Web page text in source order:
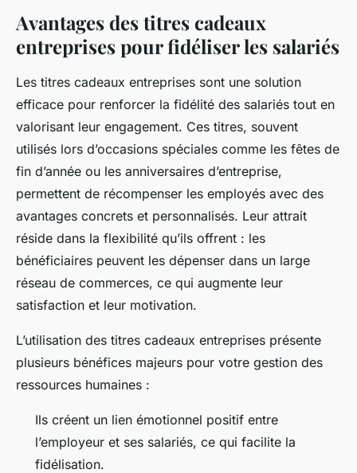
Avantages des titres cadeaux
entreprises pour fidéliser les salariés
Les titres cadeaux entreprises sont une solution
efficace pour renforcer la fidélité des salariés tout en
valorisant leur engagement. Ces titres, souvent
utilisés lors d’occasions spéciales comme les fêtes de
fin d’année ou les anniversaires d’entreprise,
permettent de récompenser les employés avec des
avantages concrets et personnalisés. Leur attrait
réside dans la flexibilité qu’ils offrent : les
bénéficiaires peuvent les dépenser dans un large
réseau de commerces, ce qui augmente leur
satisfaction et leur motivation.
L’utilisation des titres cadeaux entreprises présente
plusieurs bénéfices majeurs pour votre gestion des
ressources humaines :
Ils créent un lien émotionnel positif entre
l’employeur et ses salariés, ce qui facilite la
fidélisation.